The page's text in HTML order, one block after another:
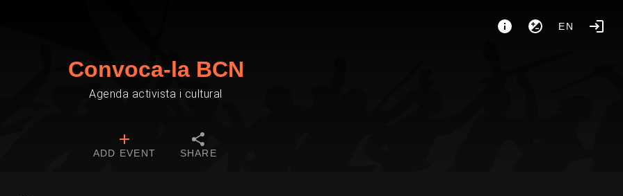
EN
Convoca-la BCN
Agenda activista i cultural
ADD EVENT SHARE